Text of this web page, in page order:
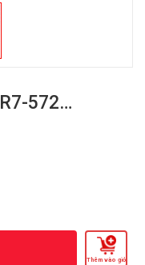
572…
Thêm vào giỏ